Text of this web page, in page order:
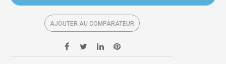
AJOUTER AU COMPARATEUR